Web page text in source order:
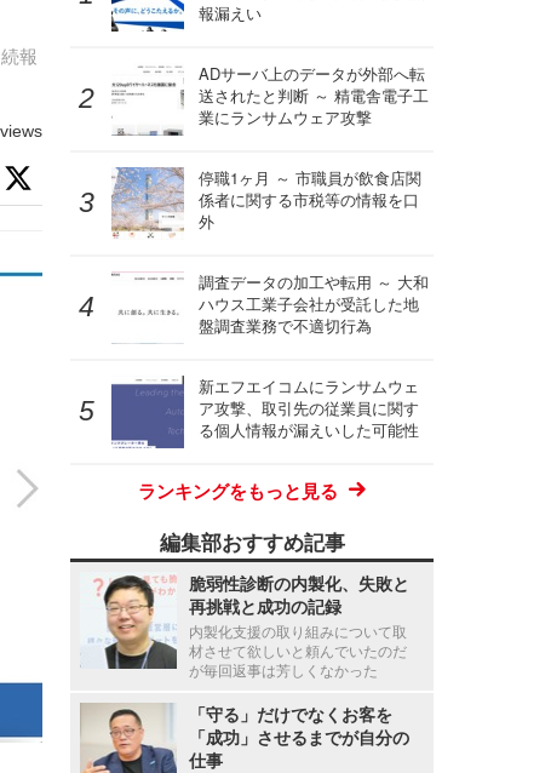
報
views
報漏えい
ADサーバ上のデータが外部へ転
送されたと判断 ～ 精電舎電子工
業にランサムウェア攻撃
停職1ヶ月 ～ 市職員が飲食店関
係者に関する市税等の情報を口
外
調査データの加工や転用 ～ 大和
ハウス工業子会社が受託した地
盤調査業務で不適切行為
新エフエイコムにランサムウェ
ア攻撃、取引先の従業員に関す
る個人情報が漏えいした可能性
ランキングをもっと見る
編集部おすすめ記事
脆弱性診断の内製化、失敗と
再挑戦と成功の記録
内製化支援の取り組みについて取
材させて欲しいと頼んでいたのだ
が毎回返事は芳しくなかった
「守る」だけでなくお客を
「成功」させるまでが自分の
仕事